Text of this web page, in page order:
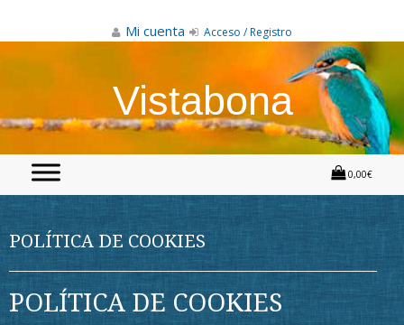
Mi cuenta Acceso / Registro
Vistabona
0,00€
POLÍTICA DE COOKIES
POLÍTICA DE COOKIES